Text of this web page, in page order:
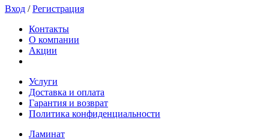
Вход /Регистрация
Контакты
О компании
Акции
Услуги
Доставка и оплата
Гарантия и возврат
Политика конфиденциальности
Ламинат